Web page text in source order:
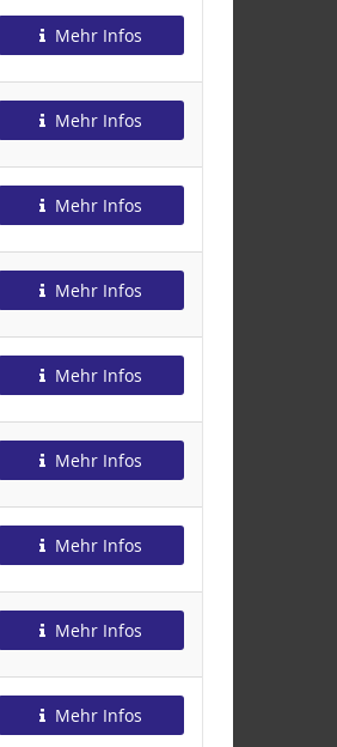
Mehr Infos
Mehr Infos
Mehr Infos
Mehr Infos
Mehr Infos
Mehr Infos
Mehr Infos
Mehr Infos
Mehr Infos